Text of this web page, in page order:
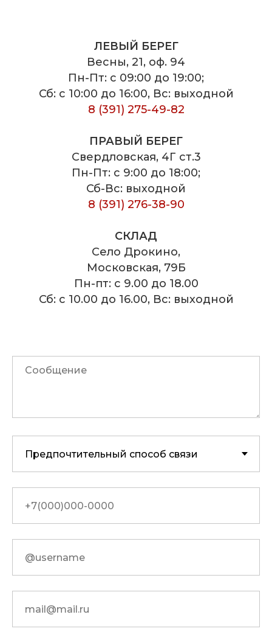
ЛЕВЫЙ БЕРЕГ
Весны, 21, оф. 94
Пн-Пт: с 09:00 до 19:00;
Сб: с 10:00 до 16:00, Вс: выходной
8 (391) 275-49-82
ПРАВЫЙ БЕРЕГ
Свердловская, 4Г ст.3
Пн-Пт: с 9:00 до 18:00;
Сб-Вс: выходной
8 (391) 276-38-90
СКЛАД
Село Дрокино,
Московская, 79Б
Пн-пт: с 9.00 до 18.00
Сб: с 10.00 до 16.00, Вс: выходной